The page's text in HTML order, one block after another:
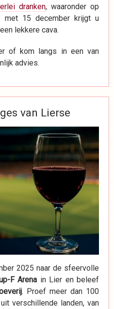
dranken, waaronder op
met 15 december krijgt u
lekkere cava.
of kom langs in een van
advies.
van Lierse
2025 naar de sfeervolle
F Arena in Lier en beleef
. Proef meer dan 100
verschillende landen, van